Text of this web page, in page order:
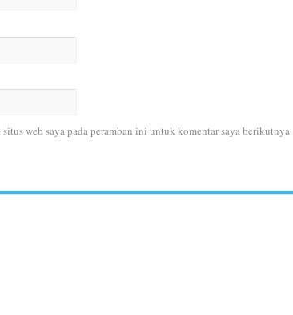
web saya pada peramban ini untuk komentar saya berikutnya.